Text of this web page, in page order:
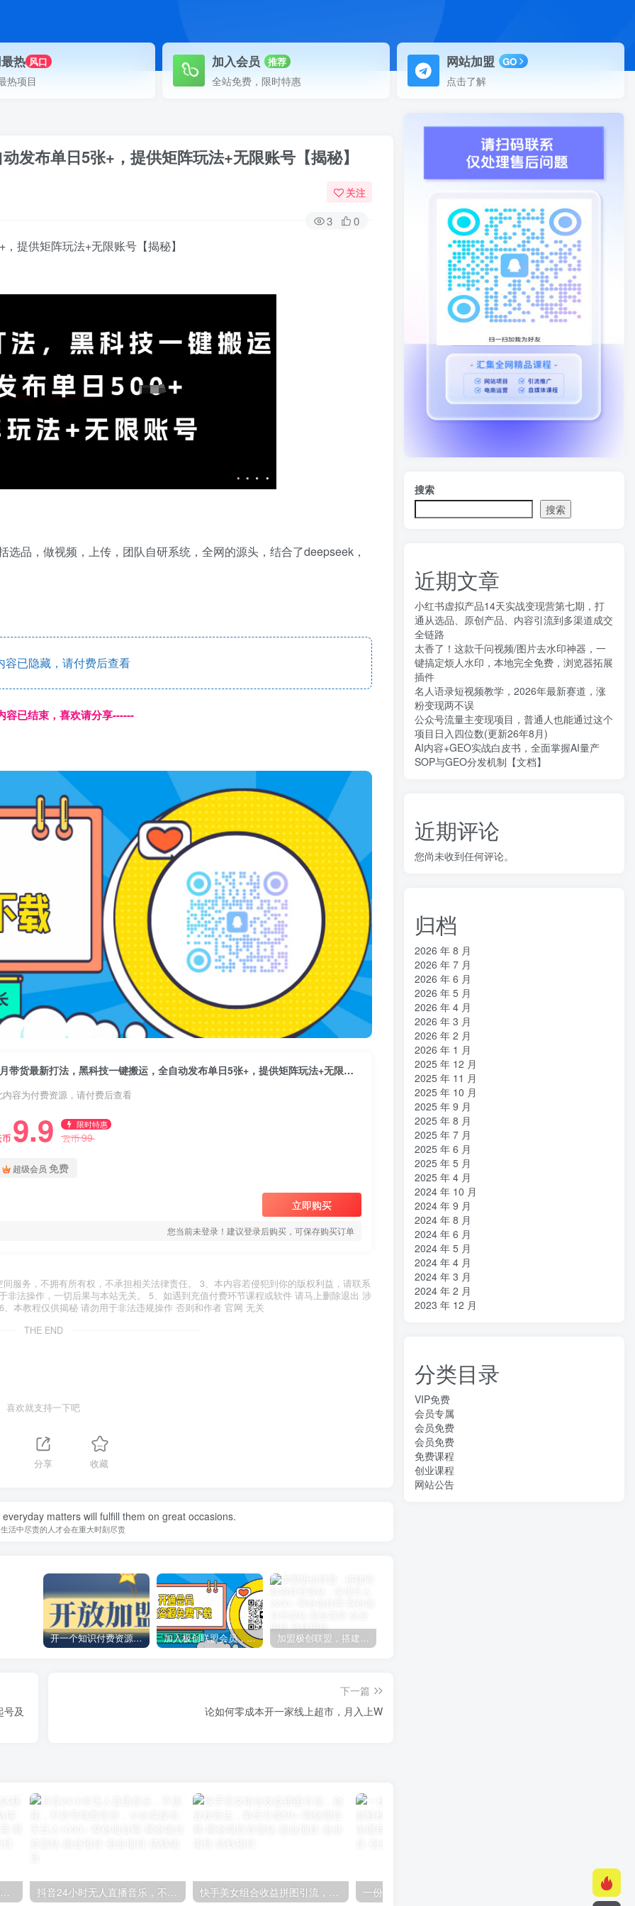
热 风口
热项目
加入会员 推荐
全站免费，限时特惠
网站加盟 GO
点击了解
发布单日5张+，提供矩阵玩法+无限账号【揭秘】
关注
3 0
提供矩阵玩法+无限账号【揭秘】
品，做视频，上传，团队自研系统，全网的源头，结合了deepseek，
已隐藏，请付费后查看
容已结束，喜欢请分享------
8月带货最新打法，黑科技一键搬运，全自动发布单日5张+，提供矩阵玩法+无限账号【揭秘】
内容为付费资源，请付费后查看
币 9.9 限时特惠
云币99
超级会员 免费
立即购买
您当前未登录！建议登录后购买，可保存购买订单
服务，不拥有所有权，不承担相关法律责任。 3、本内容若侵犯到你的版权利益，请联系
法操作，一切后果与本站无关。 5、如遇到充值付费环节课程或软件 请马上删除退出 涉
本教程仅供揭秘 请勿用于非法违规操作 否则和作者 官网 无关
THE END
喜欢就支持一下吧
分享 收藏
matters will fulfill them on great occasions.
活中尽责的人才会在重大时刻尽责
开一个知识付费资源网站，小白也能日入1000+ 加入极创联盟会员，全站资源免费学习。 加盟极创联盟，搭建同款项目资源站，实现日入2000+
号及
下一篇
论如何零成本开一家线上超市，月入上W
【阿里国际站】打造Top店铺&获得优质询盘客户，​95%的国际站讲师不会说的运营技巧
搜索
搜索
近期文章
小红书虚拟产品14天实战变现营第七期，打
通从选品、原创产品、内容引流到多渠道成交
全链路
太香了！这款千问视频/图片去水印神器，一
键搞定烦人水印，本地完全免费，浏览器拓展
插件
名人语录短视频教学，2026年最新赛道，涨
粉变现两不误
公众号流量主变现项目，普通人也能通过这个
项目日入四位数(更新26年8月)
AI内容+GEO实战白皮书，全面掌握AI量产
SOP与GEO分发机制【文档】
近期评论
您尚未收到任何评论。
归档
2026 年 8 月
2026 年 7 月
2026 年 6 月
2026 年 5 月
2026 年 4 月
2026 年 3 月
2026 年 2 月
2026 年 1 月
2025 年 12 月
2025 年 11 月
2025 年 10 月
2025 年 9 月
2025 年 8 月
2025 年 7 月
2025 年 6 月
2025 年 5 月
2025 年 4 月
2024 年 10 月
2024 年 9 月
2024 年 8 月
2024 年 6 月
2024 年 5 月
2024 年 4 月
2024 年 3 月
2024 年 2 月
2023 年 12 月
分类目录
VIP免费
会员专属
会员免费
会员免费
免费课程
创业课程
网站公告